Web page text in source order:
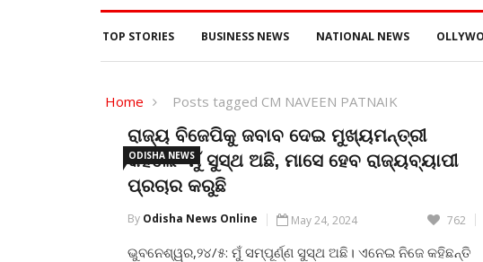
TOP STORIES BUSINESS NEWS NATIONAL NEWS
Home Posts tagged CM NAVEEN PATNAIK
ODISHA NEWS
ରାଜ୍ୟ ବିଜେପିକୁ ଜବାବ ଦେଇ ମୁଖ୍ୟମନ୍ତ୍ରୀ
କହିଲେ- ମୁଁ ସୁସ୍ଥ ଅଛି, ମାସେ ହେବ ରାଜ୍ୟବ୍ୟାପୀ
ପ୍ରଚାର କରୁଛି
By Odisha News Online May 24, 2024 762
ଭୁବନେଶ୍ୱର,୨୪/୫: ମୁଁ ସମ୍ପୂର୍ଣ୍ଣ ସୁସ୍ଥ ଅଛି। ଏନେଇ ନିଜେ କହିଛନ୍ତି